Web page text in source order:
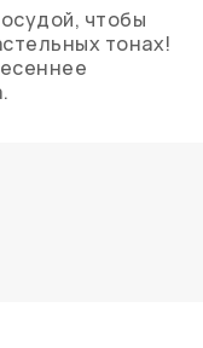
чтобы
тонах!